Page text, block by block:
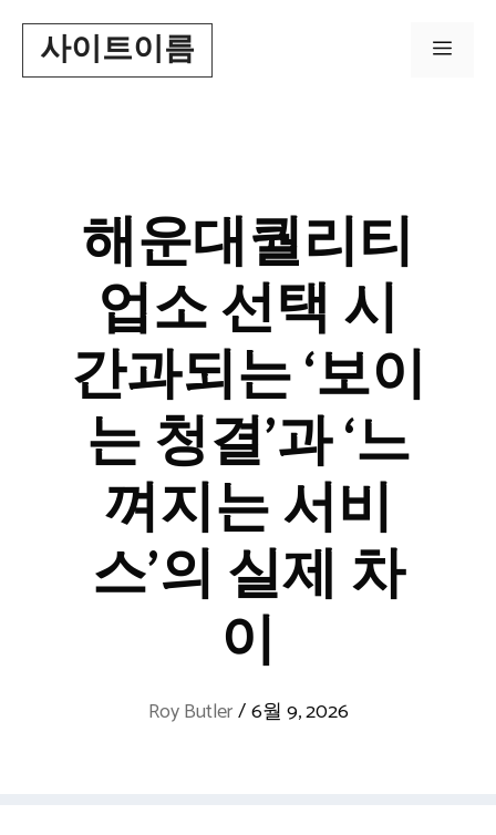
content사이트이름 Menu
해운대퀄리티
업소 선택 시
간과되는 ‘보이
는 청결’과 ‘느
껴지는 서비
스’의 실제 차
이
Roy Butler/6월 9, 2026